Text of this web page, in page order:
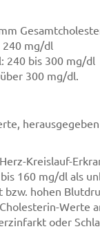
mg/dl
240 bis 300 mg/dl
300 mg/dl.
Kreislauf-
160 mg/dl als
hohen
Werte
oder